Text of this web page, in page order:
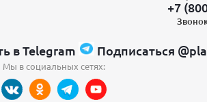
+7
в Telegram Подписаться
Мы в социальных сетях: